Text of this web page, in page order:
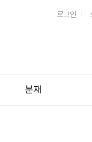
로그인
분재